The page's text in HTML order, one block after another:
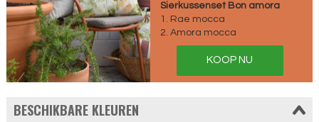
Sierkussenset Bon amora
1. Rae mocca
2. Amora mocca
KOOP NU
BESCHIKBARE KLEUREN